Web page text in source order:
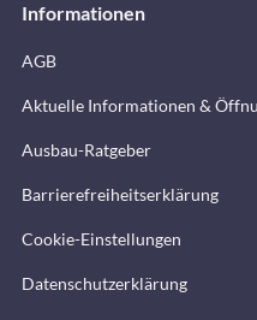
Informationen
AGB
Aktuelle Informationen &
Ausbau-Ratgeber
Barrierefreiheitserklärung
Cookie-Einstellungen
Datenschutzerklärung